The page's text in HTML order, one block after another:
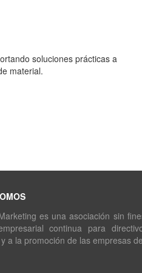
soluciones prácticas a
material.
es una asociación sin
continua para
a la promoción de las empresas